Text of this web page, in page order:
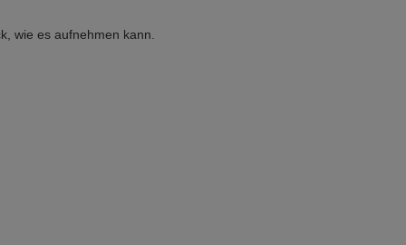
wie es aufnehmen kann.